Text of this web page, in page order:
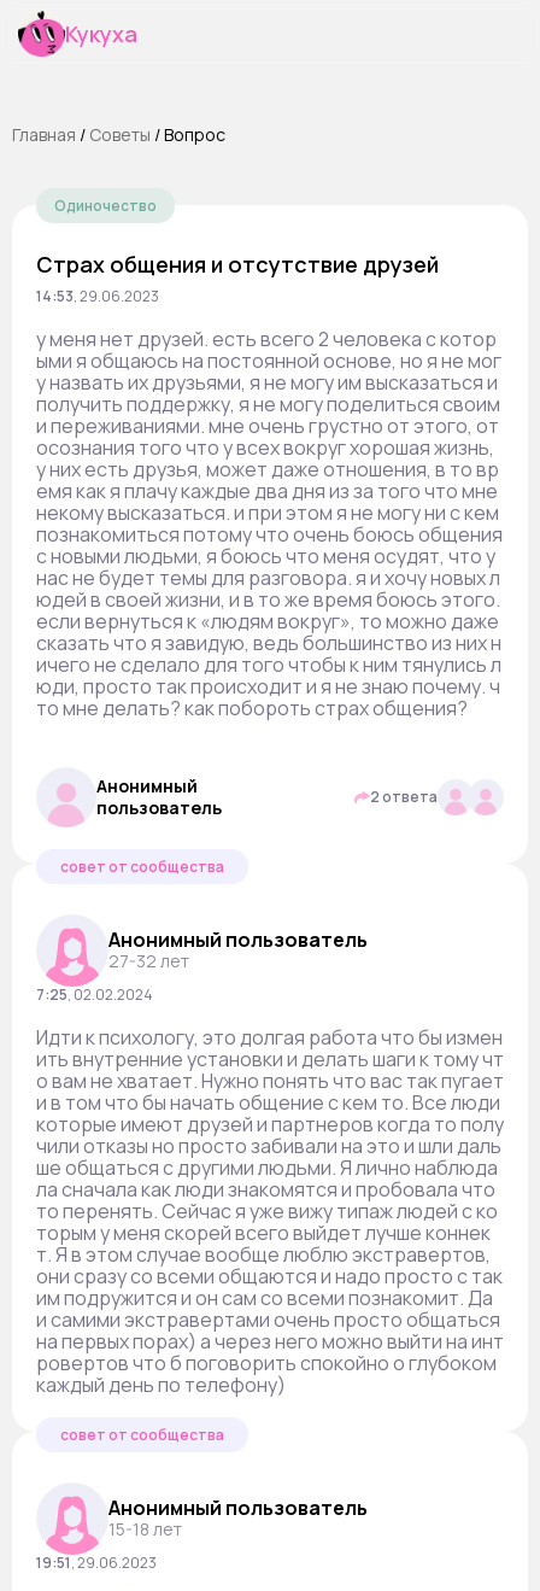
Кукуха
Главная / Cоветы /Вопрос
Одиночество
Страх общения и отсутствие друзей
14:53,29.06.2023
у меня нет друзей. есть всего 2 человека с котор
ыми я общаюсь на постоянной основе, но я не мог
у назвать их друзьями, я не могу им высказаться и
получить поддержку, я не могу поделиться своим
и переживаниями. мне очень грустно от этого, от
осознания того что у всех вокруг хорошая жизнь,
у них есть друзья, может даже отношения, в то вр
емя как я плачу каждые два дня из за того что мне
некому высказаться. и при этом я не могу ни с кем
познакомиться потому что очень боюсь общения
с новыми людьми, я боюсь что меня осудят, что у
нас не будет темы для разговора. я и хочу новых л
юдей в своей жизни, и в то же время боюсь этого.
если вернуться к «людям вокруг», то можно даже
сказать что я завидую, ведь большинство из них н
ичего не сделало для того чтобы к ним тянулись л
юди, просто так происходит и я не знаю почему. ч
то мне делать? как побороть страх общения?
Анонимный
пользователь
2 ответа
совет от сообщества
Анонимный пользователь
27-32 лет
7:25, 02.02.2024
Идти к психологу, это долгая работа что бы измен
ить внутренние установки и делать шаги к тому чт
о вам не хватает. Нужно понять что вас так пугает
и в том что бы начать общение с кем то. Все люди
которые имеют друзей и партнеров когда то полу
чили отказы но просто забивали на это и шли даль
ше общаться с другими людьми. Я лично наблюда
ла сначала как люди знакомятся и пробовала что
то перенять. Сейчас я уже вижу типаж людей с ко
торым у меня скорей всего выйдет лучше коннек
т. Я в этом случае вообще люблю экстравертов,
они сразу со всеми общаются и надо просто с так
им подружится и он сам со всеми познакомит. Да
и самими экстравертами очень просто общаться
на первых порах) а через него можно выйти на инт
ровертов что б поговорить спокойно о глубоком
каждый день по телефону)
совет от сообщества
Анонимный пользователь
15-18 лет
19:51,29.06.2023